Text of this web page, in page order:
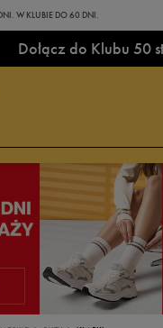
W KLUBIE DO 60 DNI.
Dołącz do Klubu 50